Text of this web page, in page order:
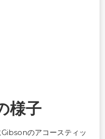
様子
のアコースティッ